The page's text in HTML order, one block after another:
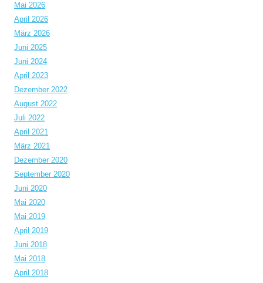
Mai 2026
April 2026
März 2026
Juni 2025
Juni 2024
April 2023
Dezember 2022
August 2022
Juli 2022
April 2021
März 2021
Dezember 2020
September 2020
Juni 2020
Mai 2020
Mai 2019
April 2019
Juni 2018
Mai 2018
April 2018